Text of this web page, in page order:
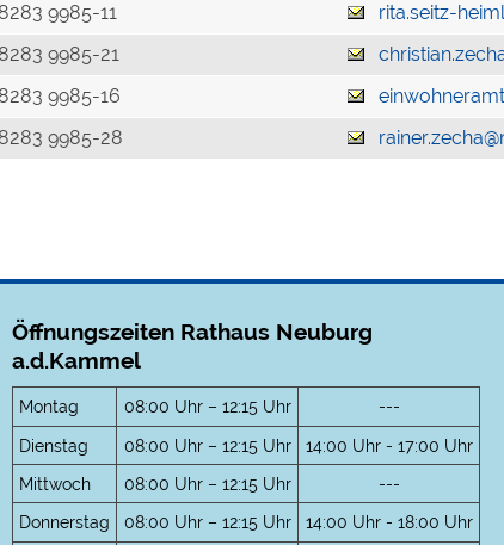
9985-11
rita.seitz-
9985-21
9985-16
9985-28
Öffnungszeiten Rathaus Neuburg
a.d.Kammel
Montag 08:00 Uhr – 12:15 Uhr
---
Dienstag
08:00 Uhr – 12:15 Uhr
14:00 Uhr - 17:00 Uhr
Mittwoch
08:00 Uhr – 12:15 Uhr
---
Donnerstag
08:00 Uhr – 12:15 Uhr 14:00 Uhr - 18:00 Uhr